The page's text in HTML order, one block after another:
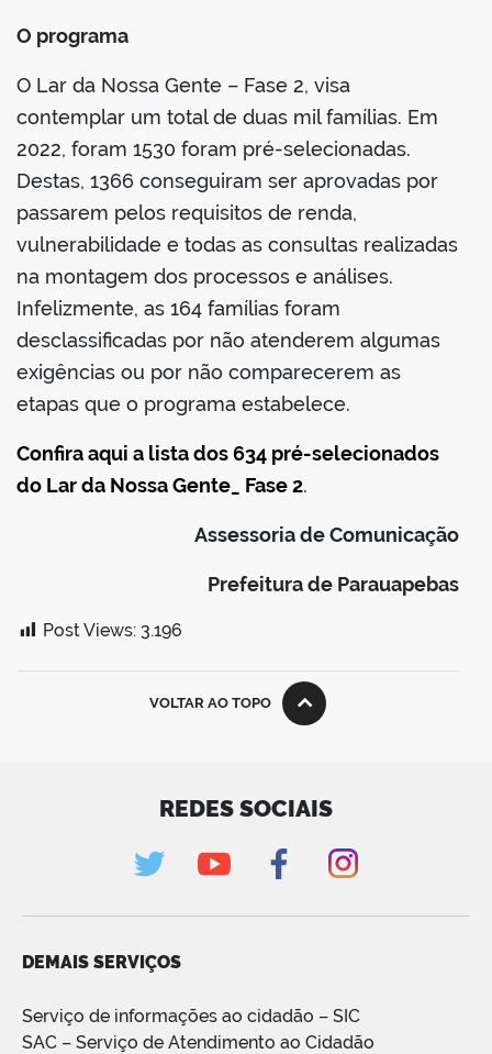
O programa
O Lar da Nossa Gente – Fase 2, visa
contemplar um total de duas mil famílias. Em
2022, foram 1530 foram pré-selecionadas.
Destas, 1366 conseguiram ser aprovadas por
passarem pelos requisitos de renda,
vulnerabilidade e todas as consultas realizadas
na montagem dos processos e análises.
Infelizmente, as 164 famílias foram
desclassificadas por não atenderem algumas
exigências ou por não comparecerem as
etapas que o programa estabelece.
Confira aqui a lista dos 634 pré-selecionados
do Lar da Nossa Gente_ Fase 2.
Assessoria de Comunicação
Prefeitura de Parauapebas
Post Views: 3.196
VOLTAR AO TOPO
REDES SOCIAIS
DEMAIS SERVIÇOS
Serviço de informações ao cidadão – SIC
SAC – Serviço de Atendimento ao Cidadão